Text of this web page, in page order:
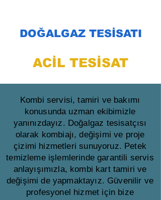
DOĞALGAZ TESİSATI
ACİL TESİSAT
Kombi servisi, tamiri ve bakımı
konusunda uzman ekibimizle
yanınızdayız. Doğalgaz tesisatçısı
olarak kombiajı, değişimi ve proje
çizimi hizmetleri sunuyoruz. Petek
temizleme işlemlerinde garantili servis
anlayışımızla, kombi kart tamiri ve
değişimi de yapmaktayız. Güvenilir ve
profesyonel hizmet için bize